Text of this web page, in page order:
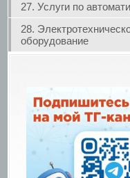
27. Услуги по
28.
оборудование